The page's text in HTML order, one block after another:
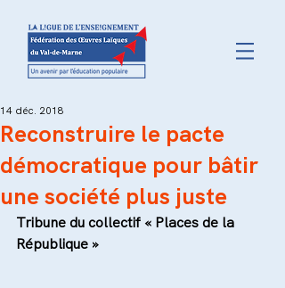
Reconstruire le pacte
démocratique pour bâtir
une société plus juste
14 déc. 2018
Tribune du collectif « Places de la
République »